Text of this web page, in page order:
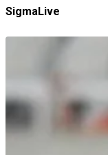
SigmaLive